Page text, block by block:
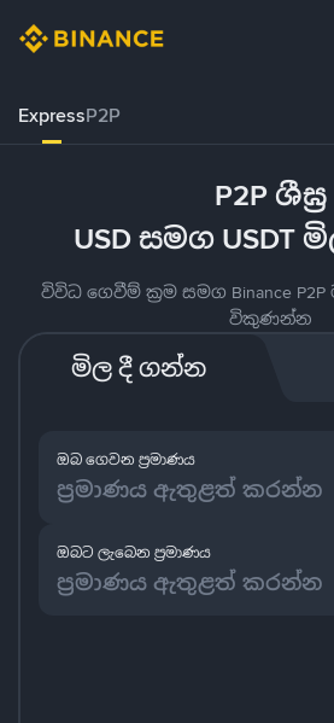
ExpressP2P
P2P ශීඝ්‍ර
USD සමග USDT
විවිධ ගෙවීම් ක්‍රම සමග Binance
විකුණන්න
මිල දී ගන්න
ඔබ ගෙවන ප්‍රමාණය
ඔබට ලැබෙන ප්‍රමාණය